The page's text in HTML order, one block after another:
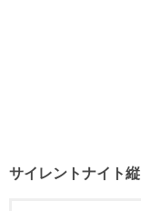
サイレントナイト